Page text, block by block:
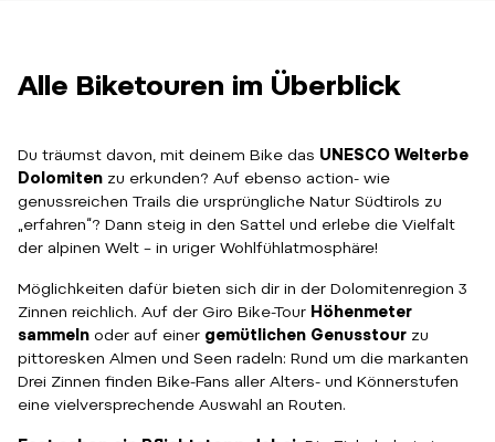
Alle Biketouren im Überblick
Du träumst davon, mit deinem Bike das UNESCO Welterbe
Dolomiten zu erkunden? Auf ebenso action- wie
genussreichen Trails die ursprüngliche Natur Südtirols zu
„erfahren“? Dann steig in den Sattel und erlebe die Vielfalt
der alpinen Welt – in uriger Wohlfühlatmosphäre!
Möglichkeiten dafür bieten sich dir in der Dolomitenregion 3
Zinnen reichlich. Auf der Giro Bike-Tour Höhenmeter
sammeln oder auf einer gemütlichen Genusstour zu
pittoresken Almen und Seen radeln: Rund um die markanten
Drei Zinnen finden Bike-Fans aller Alters- und Könnerstufen
eine vielversprechende Auswahl an Routen.